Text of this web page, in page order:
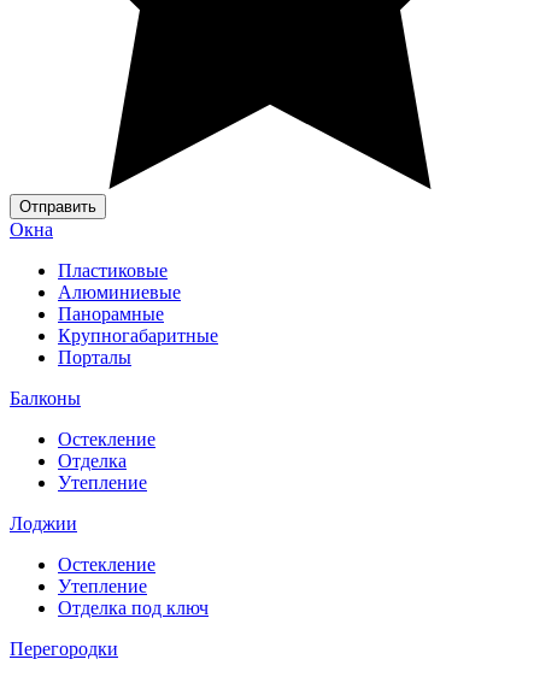
Отправить
Окна
Пластиковые
Алюминиевые
Панорамные
Крупногабаритные
Порталы
Балконы
Остекление
Отделка
Утепление
Лоджии
Остекление
Утепление
Отделка под ключ
Перегородки